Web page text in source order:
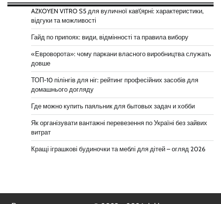
AZKOYEN VITRO S5 для вуличної кав\’ярні: характеристики,
відгуки та можливості
Гайд по припоях: види, відмінності та правила вибору
«Евроворота»: чому паркани власного виробництва служать
довше
ТОП-10 пілінгів для ніг: рейтинг професійних засобів для
домашнього догляду
Где можно купить паяльник для бытовых задач и хобби
Як організувати вантажні перевезення по Україні без зайвих
витрат
Кращі іграшкові будиночки та меблі для дітей – огляд 2026